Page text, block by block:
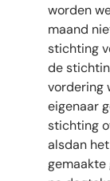
worden
maand
stichting
de
vordering
eigenaar
stichting
alsdan
gemaakte